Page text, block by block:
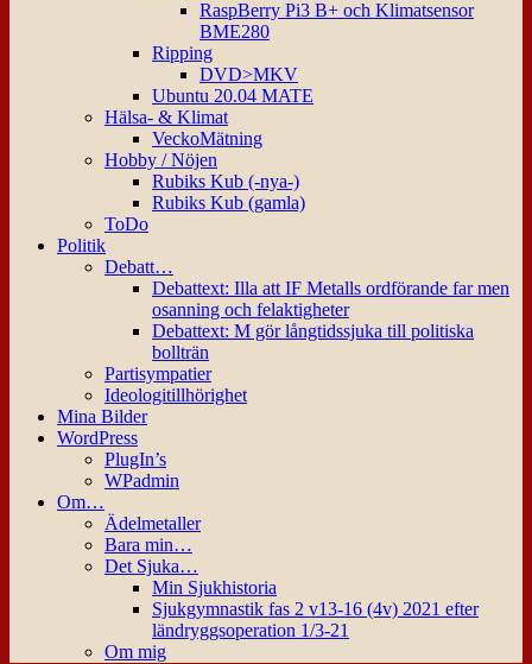
RaspBerry Pi3 B+ och Klimatsensor
BME280
Ripping
DVD>MKV
Ubuntu 20.04 MATE
Hälsa- & Klimat
VeckoMätning
Hobby / Nöjen
Rubiks Kub (-nya-)
Rubiks Kub (gamla)
ToDo
Politik
Debatt…
Debattext: Illa att IF Metalls ordförande far men
osanning och felaktigheter
Debattext: M gör långtidssjuka till politiska
bollträn
Partisympatier
Ideologitillhörighet
Mina Bilder
WordPress
PlugIn’s
WPadmin
Om…
Ädelmetaller
Bara min…
Det Sjuka…
Min Sjukhistoria
Sjukgymnastik fas 2 v13-16 (4v) 2021 efter
ländryggsoperation 1/3-21
Om mig